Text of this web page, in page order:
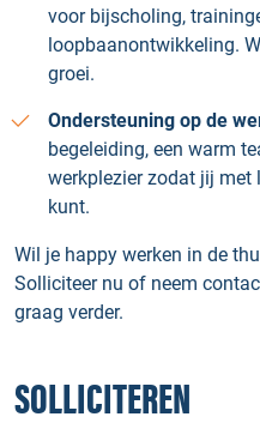
voor bijscholing,
loopbaanontwikkeling.
groei.
Ondersteuning op de
begeleiding, een warm
werkplezier zodat jij met
kunt.
Wil je happy werken in de
Solliciteer nu of neem
graag verder.
SOLLICITEREN